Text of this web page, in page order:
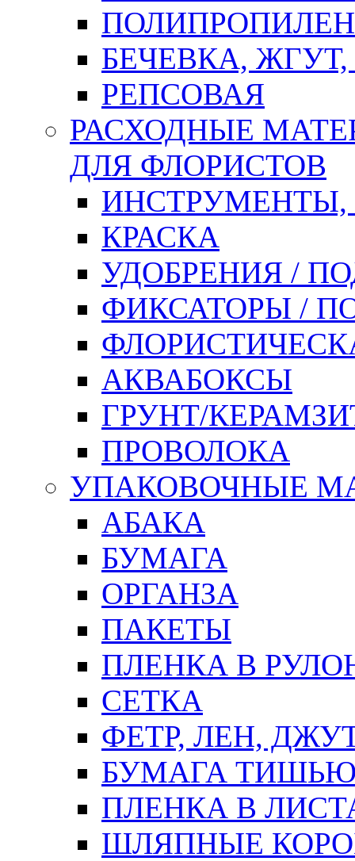
БЕЧЕВКА,
РЕПСОВАЯ
РАСХОДНЫЕ
ДЛЯ ФЛОРИСТОВ
ИНСТРУМЕНТЫ,
КРАСКА
УДОБРЕНИЯ /
ФИКСАТОРЫ /
АКВАБОКСЫ
ГРУНТ/
ПРОВОЛОКА
УПАКОВОЧНЫЕ
АБАКА
БУМАГА
ОРГАНЗА
ПАКЕТЫ
ПЛЕНКА В
СЕТКА
ФЕТР, ЛЕН,
БУМАГА
ПЛЕНКА В
ШЛЯПНЫЕ